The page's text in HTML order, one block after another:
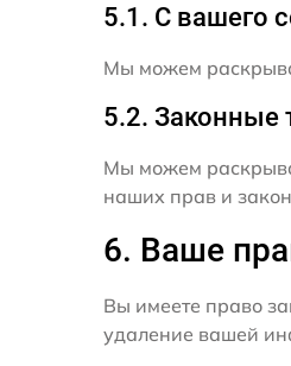
5.1. С вашего
Мы можем
5.2. Законные
Мы можем
наших прав и
6. Ваше
Вы имеете право
удаление вашей